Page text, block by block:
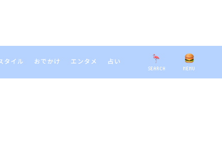
SEARCH MENU
タイル おでかけ エンタメ 占い